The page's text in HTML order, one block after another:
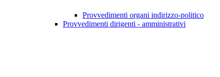
Provvedimenti organi indirizzo-politico
Provvedimenti dirigenti - amministrativi